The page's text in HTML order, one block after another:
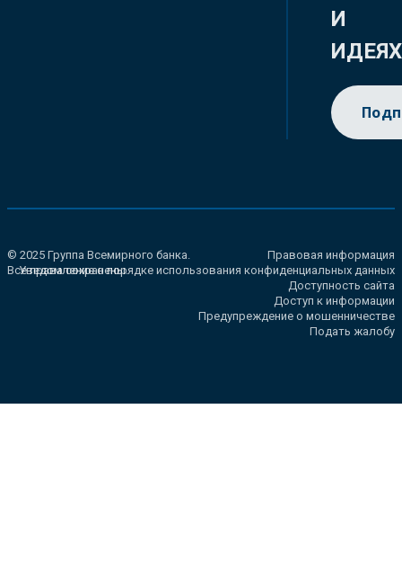
И
ИДЕЯХ
© 2025 Группа Всемирного банка.
Все права сохранены.
Правовая информация
Уведомление о порядке использования конфиденциальных данных
Доступность сайта
Доступ к информации
Предупреждение о мошенничестве
Подать жалобу